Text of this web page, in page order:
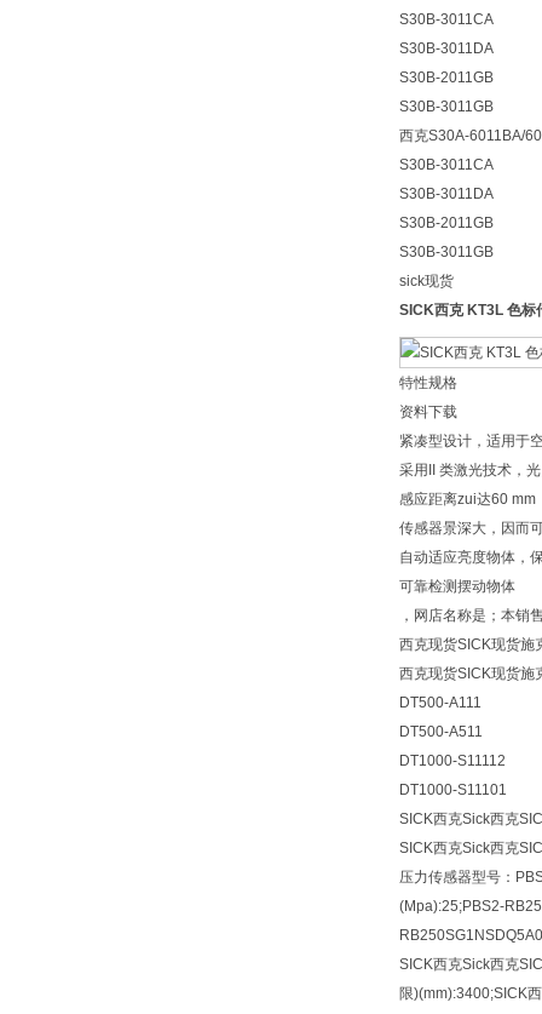
S30B-3011CA
S30B-3011DA
S30B-2011GB
S30B-3011GB
西克S30A-6011BA/
S30B-3011CA
S30B-3011DA
S30B-2011GB
S30B-3011GB
sick现货
SICK西克 KT3L 色标
特性规格
资料下载
紧凑型设计，适用于
采用II 类激光技术，
感应距离zui达60 mm
传感器景深大，因而
自动适应亮度物体，
可靠检测摆动物体
，网店名称是；本销
西克现货SICK现货施
西克现货SICK现货施
DT500-A111
DT500-A511
DT1000-S11112
DT1000-S11101
SICK西克Sick西克
SICK西克Sick西克
压力传感器型号：
(Mpa):25;PBS2-
SICK西克Sick西克
限)(mm):3400;SICK